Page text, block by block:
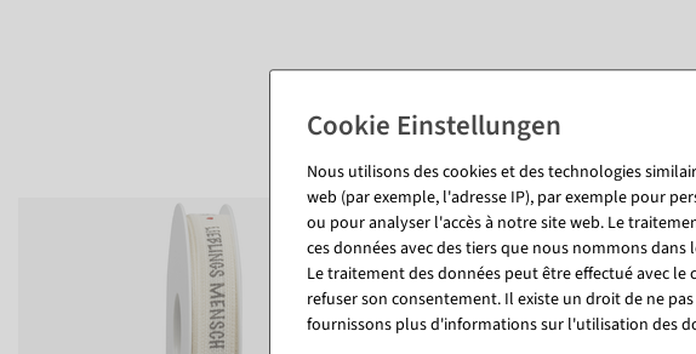
Nous utilisons des cookies et des technologies
web (par exemple, l'adresse IP), par exemple pour
ou pour analyser l'accès à notre site web. Le
ces données avec des tiers que nous nommons dans
Le traitement des données peut être effectué avec
refuser son consentement. Il existe un droit de ne
fournissons plus d'informations sur l'utilisation des